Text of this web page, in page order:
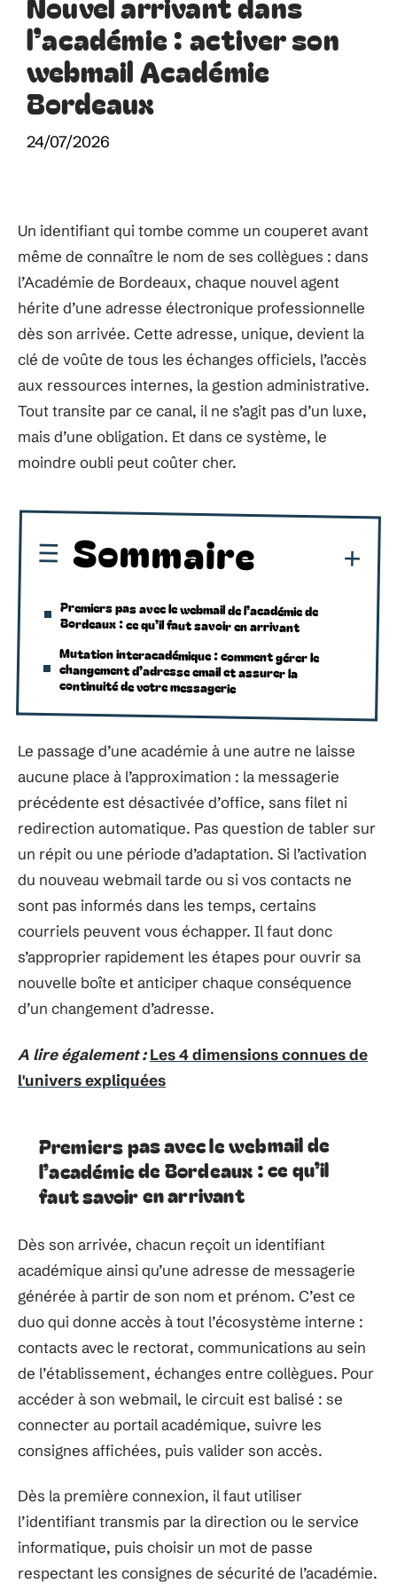
l’académie : activer son
webmail Académie
Bordeaux
24/07/2026
Un identifiant qui tombe comme un couperet avant
même de connaître le nom de ses collègues : dans
l’Académie de Bordeaux, chaque nouvel agent
hérite d’une adresse électronique professionnelle
dès son arrivée. Cette adresse, unique, devient la
clé de voûte de tous les échanges officiels, l’accès
aux ressources internes, la gestion administrative.
Tout transite par ce canal, il ne s’agit pas d’un luxe,
mais d’une obligation. Et dans ce système, le
moindre oubli peut coûter cher.
Sommaire
Premiers pas avec le webmail de l’académie de
Bordeaux : ce qu’il faut savoir en arrivant
Mutation interacadémique : comment gérer le
changement d’adresse email et assurer la
continuité de votre messagerie
Le passage d’une académie à une autre ne laisse
aucune place à l’approximation : la messagerie
précédente est désactivée d’office, sans filet ni
redirection automatique. Pas question de tabler sur
un répit ou une période d’adaptation. Si l’activation
du nouveau webmail tarde ou si vos contacts ne
sont pas informés dans les temps, certains
courriels peuvent vous échapper. Il faut donc
s’approprier rapidement les étapes pour ouvrir sa
nouvelle boîte et anticiper chaque conséquence
d’un changement d’adresse.
A lire également : Les 4 dimensions connues de
l'univers expliquées
Premiers pas avec le webmail de
l’académie de Bordeaux : ce qu’il
faut savoir en arrivant
Dès son arrivée, chacun reçoit un identifiant
académique ainsi qu’une adresse de messagerie
générée à partir de son nom et prénom. C’est ce
duo qui donne accès à tout l’écosystème interne :
contacts avec le rectorat, communications au sein
de l’établissement, échanges entre collègues. Pour
accéder à son webmail, le circuit est balisé : se
connecter au portail académique, suivre les
consignes affichées, puis valider son accès.
Dès la première connexion, il faut utiliser
l’identifiant transmis par la direction ou le service
informatique, puis choisir un mot de passe
respectant les consignes de sécurité de l’académie.